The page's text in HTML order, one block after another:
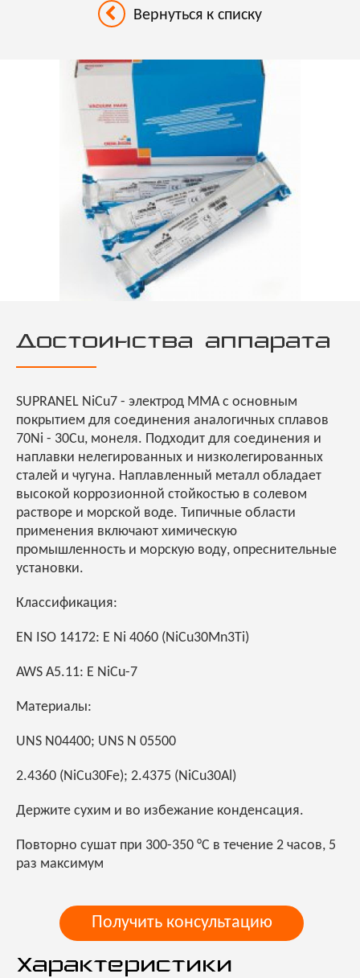
Вернуться к списку
Достоинства аппарата
SUPRANEL NiCu7 - электрод MMA с основным
покрытием для соединения аналогичных сплавов
70Ni - 30Cu, монеля. Подходит для соединения и
наплавки нелегированных и низколегированных
сталей и чугуна. Наплавленный металл обладает
высокой коррозионной стойкостью в солевом
растворе и морской воде. Типичные области
применения включают химическую
промышленность и морскую воду, опреснительные
установки.
Классификация:
EN ISO 14172: E Ni 4060 (NiCu30Mn3Ti)
AWS A5.11: E NiCu-7
Материалы:
UNS N04400; UNS N 05500
2.4360 (NiCu30Fe); 2.4375 (NiCu30Al)
Держите сухим и во избежание конденсация.
Повторно сушат при 300-350 °C в течение 2 часов, 5
раз максимум
Получить консультацию
Характеристики